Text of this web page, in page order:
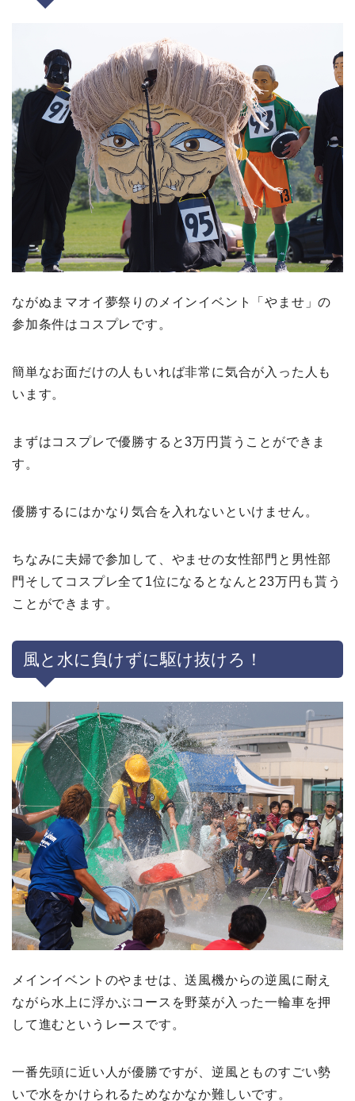
ながぬまマオイ夢祭りのメインイベント「やませ」の
参加条件はコスプレです。
簡単なお面だけの人もいれば非常に気合が入った人も
います。
まずはコスプレで優勝すると3万円貰うことができま
す。
優勝するにはかなり気合を入れないといけません。
ちなみに夫婦で参加して、やませの女性部門と男性部
門そしてコスプレ全て1位になるとなんと23万円も貰う
ことができます。
風と水に負けずに駆け抜けろ！
メインイベントのやませは、送風機からの逆風に耐え
ながら水上に浮かぶコースを野菜が入った一輪車を押
して進むというレースです。
一番先頭に近い人が優勝ですが、逆風とものすごい勢
いで水をかけられるためなかなか難しいです。